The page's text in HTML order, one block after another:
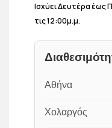
Ισχύει Δευτέρα έως
τις 12:00μ.μ.
Αθήνα
Χολαργός